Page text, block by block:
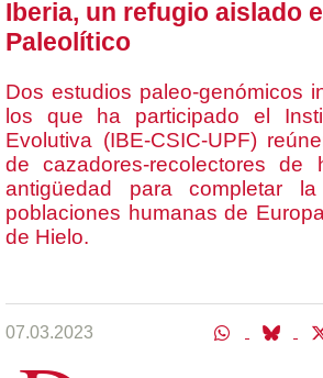
Iberia, un refugio aislado
Paleolítico
Dos estudios paleo-genómicos
los que ha participado el
Evolutiva (IBE-CSIC-UPF)
de cazadores-recolectores de
antigüedad para completar
poblaciones humanas de
de Hielo.
07.03.2023